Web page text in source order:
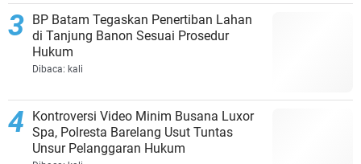
BP Batam Tegaskan Penertiban Lahan
di Tanjung Banon Sesuai Prosedur
Hukum
Dibaca: kali
Kontroversi Video Minim Busana Luxor
Spa, Polresta Barelang Usut Tuntas
Unsur Pelanggaran Hukum